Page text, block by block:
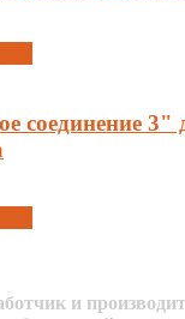
соединение 3"
и